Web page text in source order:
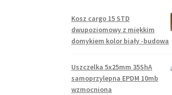
Kosz cargo 15 STD
dwupoziomowy z miękkim
domykiem kolor biały -budowa
Uszczelka 5x25mm 35ShA
samoprzylepna EPDM 10mb
wzmocniona